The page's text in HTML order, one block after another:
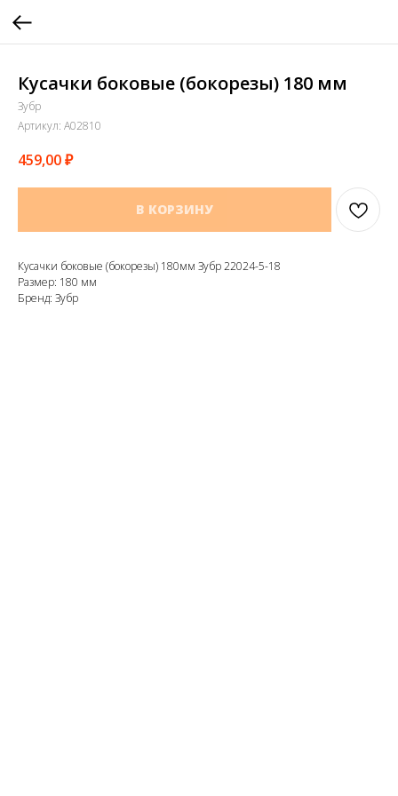
Кусачки боковые (бокорезы) 180 мм
Зубр
Артикул: A02810
459,00₽
В КОРЗИНУ
Кусачки боковые (бокорезы) 180мм Зубр 22024-5-18
Размер: 180 мм
Бренд: Зубр